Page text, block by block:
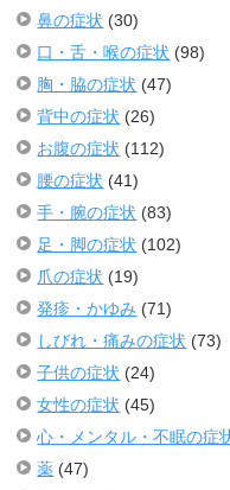
鼻の症状 (30)
口・舌・喉の症状 (98)
胸・脇の症状 (47)
背中の症状 (26)
お腹の症状 (112)
腰の症状 (41)
手・腕の症状 (83)
足・脚の症状 (102)
爪の症状 (19)
発疹・かゆみ (71)
しびれ・痛みの症状 (73)
子供の症状 (24)
女性の症状 (45)
心・メンタル・不眠の症
薬 (47)